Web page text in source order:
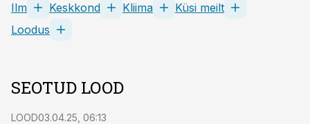
Ilm Keskkond Kliima
Küsi meilt
Loodus
SEOTUD LOOD
LOOD03.04.25, 06:13